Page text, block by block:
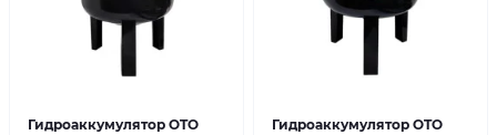
Гидроаккумулятор OTO
Гидроаккумулятор OTO